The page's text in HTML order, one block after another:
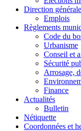
Direction générale
Emplois
Règlements
Code du
Urbanisme
Conseil et
Sécurité
Arrosage,
Finance
Actualités
Bulletin
Nétiquette
Coordonnées et